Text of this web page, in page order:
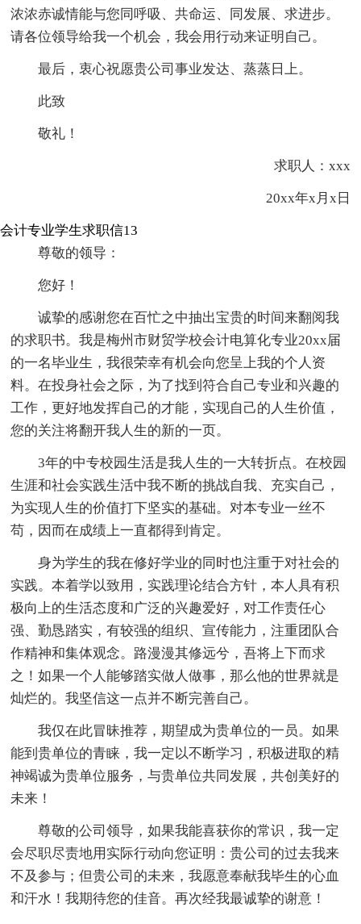
浓浓赤诚情能与您同呼吸、共命运、同发展、求进步。
请各位领导给我一个机会，我会用行动来证明自己。
最后，衷心祝愿贵公司事业发达、蒸蒸日上。
此致
敬礼！
求职人：xxx
20xx年x月x日
会计专业学生求职信13
尊敬的领导：
您好！
诚挚的感谢您在百忙之中抽出宝贵的时间来翻阅我
的求职书。我是梅州市财贸学校会计电算化专业20xx届
的一名毕业生，我很荣幸有机会向您呈上我的个人资
料。在投身社会之际，为了找到符合自己专业和兴趣的
工作，更好地发挥自己的才能，实现自己的人生价值，
您的关注将翻开我人生的新的一页。
3年的中专校园生活是我人生的一大转折点。在校园
生涯和社会实践生活中我不断的挑战自我、充实自己，
为实现人生的价值打下坚实的基础。对本专业一丝不
苟，因而在成绩上一直都得到肯定。
身为学生的我在修好学业的同时也注重于对社会的
实践。本着学以致用，实践理论结合方针，本人具有积
极向上的生活态度和广泛的兴趣爱好，对工作责任心
强、勤恳踏实，有较强的组织、宣传能力，注重团队合
作精神和集体观念。路漫漫其修远兮，吾将上下而求
之！如果一个人能够踏实做人做事，那么他的世界就是
灿烂的。我坚信这一点并不断完善自己。
我仅在此冒昧推荐，期望成为贵单位的一员。如果
能到贵单位的青睐，我一定以不断学习，积极进取的精
神竭诚为贵单位服务，与贵单位共同发展，共创美好的
未来！
尊敬的公司领导，如果我能喜获你的常识，我一定
会尽职尽责地用实际行动向您证明：贵公司的过去我来
不及参与；但贵公司的未来，我愿意奉献我毕生的心血
和汗水！我期待您的佳音。再次经我最诚挚的谢意！